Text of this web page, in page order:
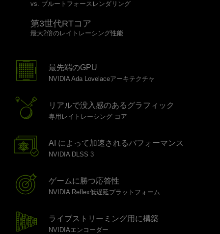
vs. ブルートフォースレンダリング
第3世代RTコア
最大2倍のレイトレーシング性能
最先端のGPU
NVIDIA Ada Lovelaceアーキテクチャ
リアルで没入感のあるグラフィック
専用レイトレーシング コア
AI によって加速されるパフォーマンス
NVIDIA DLSS 3
ゲームに勝つ応答性
NVIDIA Reflex低遅延プラットフォーム
ライブストリーミング用に構築
NVIDIAエンコーダー